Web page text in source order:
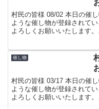
村民の皆様 08/02 本日の催
ような催し物が登録されて
よろしくお願いいたします
催し物
村民の皆様 03/17 本日の催
ような催し物が登録されて
よろしくお願いいたします